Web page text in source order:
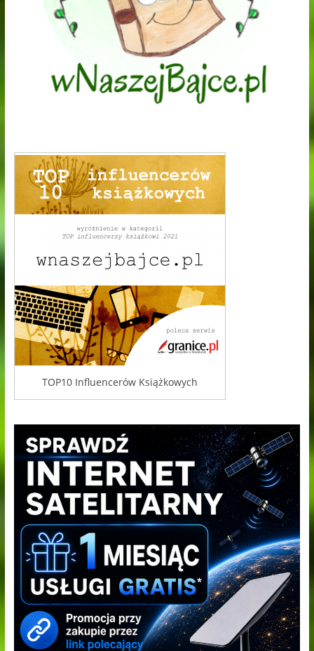
TOP10 Influencerów Książkowych